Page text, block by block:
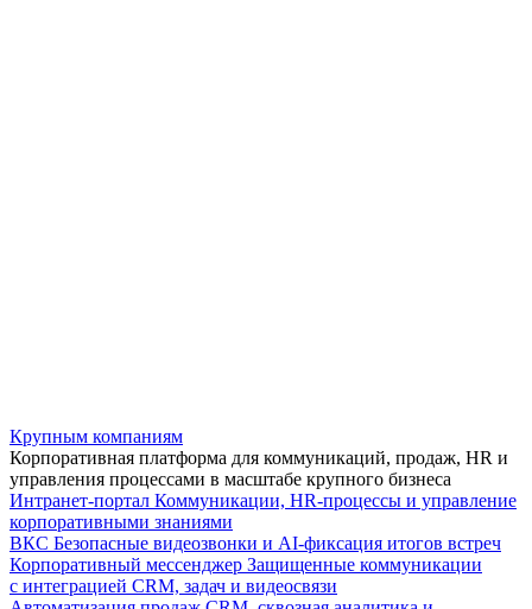
Крупным компаниям
Корпоративная платформа для коммуникаций, продаж, HR и
управления процессами в масштабе крупного бизнеса
Интранет-портал Коммуникации, HR-процессы и управление
корпоративными знаниями
ВКС Безопасные видеозвонки и AI-фиксация итогов встреч
Корпоративный мессенджер Защищенные коммуникации
с интеграцией CRM, задач и видеосвязи